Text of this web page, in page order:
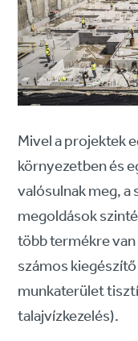
Mivel a projektek
környezetben és
valósulnak meg,
megoldások
több termékre
számos
munkaterület
talajvízkezelés).